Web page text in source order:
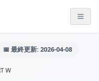
📅 最終更新: 2026-04-08
W